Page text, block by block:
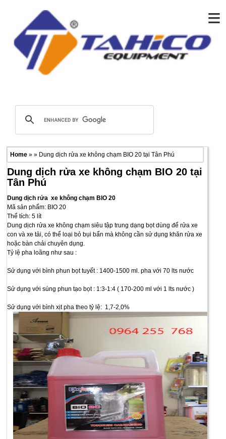
≡
Home» » Dung dịch rửa xe không chạm BIO 20 tại Tân Phú
Dung dịch rửa xe không chạm BIO 20 tại
Tân Phú
Dung dịch rửa xe không chạm BIO 20
Mã sản phẩm: BIO 20
Thể tích: 5 lít
Dung dịch rửa xe không chạm siêu tập trung dạng bọt dùng để rửa xe
con và xe tải, có thể loại bỏ bụi bẩn mà không cần sử dụng khăn rửa xe
hoặc bàn chải chuyên dụng.
Tỷ lệ pha loãng như sau :
Sử dụng với bình phun bọt tuyết : 1400-1500 ml. pha với 70 lts nước
Sử dụng với súng phun tạo bọt : 1:3-1:4 ( 170-200 ml với 1 lts nước )
Sử dụng với bình xịt pha theo tỷ lệ: 1,7-2,0%